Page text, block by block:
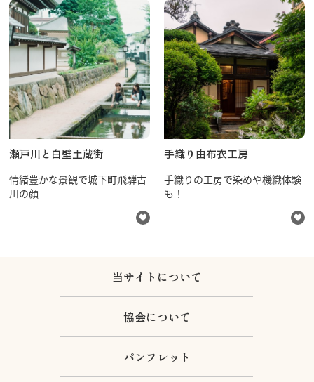
瀬戸川と白壁土蔵街
情緒豊かな景観で城下町飛騨古
川の顔
手織り由布衣工房
手織りの工房で染めや機織体験
も！
当サイトについて
協会について
パンフレット